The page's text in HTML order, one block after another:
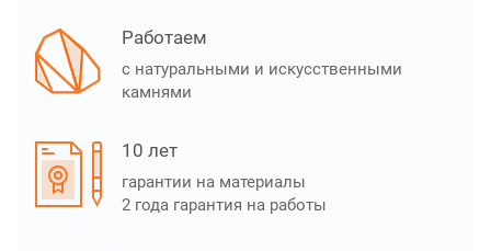
Работаем
с натуральными и искусственными
камнями
10 лет
гарантии на материалы
2 года гарантия на работы